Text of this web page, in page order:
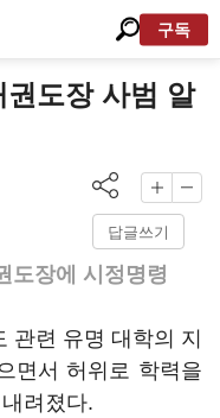
구독
도장 사범 알
답글쓰기
도장에 시정명령
관련 유명 대학의 지
면서 허위로 학력을
려졌다.